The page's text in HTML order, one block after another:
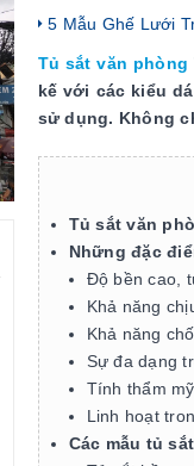
5 Mẫu Ghế Lưới
Tủ sắt văn phòng
kế với các kiểu
sử dụng. Không
Tủ sắt văn
Những đặc
Độ bền cao,
Khả năng
Khả năng
Sự đa dạng
Tính thẩm
Linh hoạt
Các mẫu tủ